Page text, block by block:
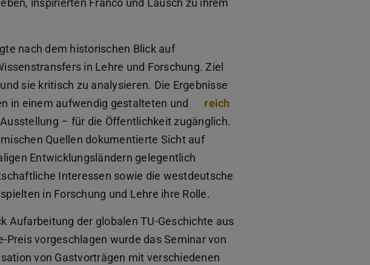
inspirierten Franco und Lausch zu ihrem
nach dem historischen Blick auf
in Lehre und Forschung. Ziel
sie kritisch zu analysieren. Die Ergebnisse
in einem aufwendig gestalteten und
reich
– für die Öffentlichkeit zugänglich.
Quellen dokumentierte Sicht auf
Entwicklungsländern gelegentlich
Interessen sowie die westdeutsche
in Forschung und Lehre ihre Rolle.
Aufarbeitung der globalen TU-Geschichte aus
vorgeschlagen wurde das Seminar von
von Gastvorträgen mit verschiedenen